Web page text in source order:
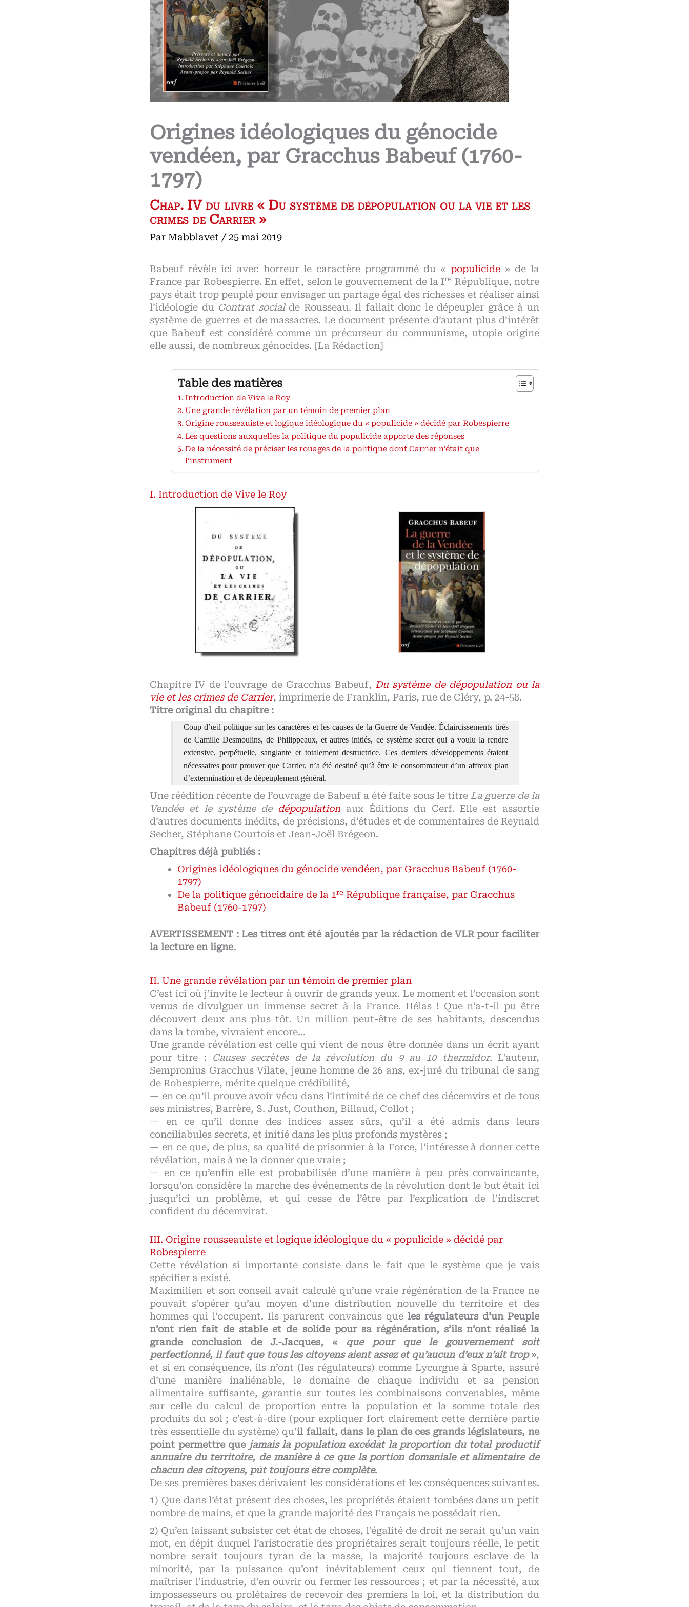
Origines idéologiques du génocide
vendéen, par Gracchus Babeuf (1760-
1797)
Chap. IV du livre « Du système de dépopulation ou la vie et les
crimes de Carrier »
Par Mabblavet / 25 mai 2019
Babeuf révèle ici avec horreur le caractère programmé du « populicide» de la
France par Robespierre. En effet, selon le gouvernement de la Ire République, notre
pays était trop peuplé pour envisager un partage égal des richesses et réaliser ainsi
l’idéologie du Contrat socialde Rousseau. Il fallait donc le dépeupler grâce à un
système de guerres et de massacres. Le document présente d’autant plus d’intérêt
que Babeuf est considéré comme un précurseur du communisme, utopie origine
elle aussi, de nombreux génocides. [La Rédaction]
Table des matières
Introduction de Vive le Roy
Une grande révélation par un témoin de premier plan
Origine rousseauiste et logique idéologique du « populicide » décidé par Robespierre
Les questions auxquelles la politique du populicide apporte des réponses
De la nécessité de préciser les rouages de la politique dont Carrier n’était que
l’instrument
Introduction de Vive le Roy
Chapitre IV de l’ouvrage de Gracchus Babeuf, Du système de dépopulation ou la
vie et les crimes de Carrier, imprimerie de Franklin, Paris, rue de Cléry, p. 24-58.
Titre original du chapitre :
Coup d’œil politique sur les caractères et les causes de la Guerre de Vendée. Éclaircissements tirés
de Camille Desmoulins, de Philippeaux, et autres initiés, ce système secret qui a voulu la rendre
extensive, perpétuelle, sanglante et totalement destructrice. Ces derniers développements étaient
nécessaires pour prouver que Carrier, n’a été destiné qu’à être le consommateur d’un affreux plan
d’extermination et de dépeuplement général.
Une réédition récente de l’ouvrage de Babeuf a été faite sous le titre La guerre de la
Vendée et le système de dépopulation aux Éditions du Cerf. Elle est assortie
d’autres documents inédits, de précisions, d’études et de commentaires de Reynald
Secher, Stéphane Courtois et Jean-Joël Brégeon.
Chapitres déjà publiés :
Origines idéologiques du génocide vendéen, par Gracchus Babeuf (1760-
1797)
De la politique génocidaire de la 1re République française, par Gracchus
Babeuf (1760-1797)
AVERTISSEMENT : Les titres ont été ajoutés par la rédaction de VLR pour faciliter
la lecture en ligne.
Une grande révélation par un témoin de premier plan
C’est ici où j’invite le lecteur à ouvrir de grands yeux. Le moment et l’occasion sont
venus de divulguer un immense secret à la France. Hélas ! Que n’a-t-il pu être
découvert deux ans plus tôt. Un million peut-être de ses habitants, descendus
dans la tombe, vivraient encore…
Une grande révélation est celle qui vient de nous être donnée dans un écrit ayant
pour titre : Causes secrètes de la révolution du 9 au 10 thermidor. L’auteur,
Sempronius Gracchus Vilate, jeune homme de 26 ans, ex-juré du tribunal de sang
de Robespierre, mérite quelque crédibilité,
— en ce qu’il prouve avoir vécu dans l’intimité de ce chef des décemvirs et de tous
ses ministres, Barrère, S. Just, Couthon, Billaud, Collot ;
— en ce qu’il donne des indices assez sûrs, qu’il a été admis dans leurs
conciliabules secrets, et initié dans les plus profonds mystères ;
— en ce que, de plus, sa qualité de prisonnier à la Force, l’intéresse à donner cette
révélation, mais à ne la donner que vraie ;
— en ce qu’enfin elle est probabilisée d’une manière à peu près convaincante,
lorsqu’on considère la marche des événements de la révolution dont le but était ici
jusqu’ici un problème, et qui cesse de l’être par l’explication de l’indiscret
confident du décemvirat.
Origine rousseauiste et logique idéologique du « populicide » décidé par
Robespierre
Cette révélation si importante consiste dans le fait que le système que je vais
spécifier a existé.
Maximilien et son conseil avait calculé qu’une vraie régénération de la France ne
pouvait s’opérer qu’au moyen d’une distribution nouvelle du territoire et des
hommes qui l’occupent. Ils parurent convaincus que les régulateurs d’un Peuple
n’ont rien fait de stable et de solide pour sa régénération, s’ils n’ont réalisé la
grande conclusion de J.-Jacques, « que pour que le gouvernement soit
perfectionné, il faut que tous les citoyens aient assez et qu’aucun d’eux n’ait trop»,
et si en conséquence, ils n’ont (les régulateurs) comme Lycurgue à Sparte, assuré
d’une manière inaliénable, le domaine de chaque individu et sa pension
alimentaire suffisante, garantie sur toutes les combinaisons convenables, même
sur celle du calcul de proportion entre la population et la somme totale des
produits du sol ; c’est-à-dire (pour expliquer fort clairement cette dernière partie
très essentielle du système) qu’il fallait, dans le plan de ces grands législateurs, ne
point permettre que jamais la population excédât la proportion du total productif
annuaire du territoire, de manière à ce que la portion domaniale et alimentaire de
chacun des citoyens, pût toujours être complète.
De ses premières bases dérivaient les considérations et les conséquences suivantes.
1) Que dans l’état présent des choses, les propriétés étaient tombées dans un petit
nombre de mains, et que la grande majorité des Français ne possédait rien.
2) Qu’en laissant subsister cet état de choses, l’égalité de droit ne serait qu’un vain
mot, en dépit duquel l’aristocratie des propriétaires serait toujours réelle, le petit
nombre serait toujours tyran de la masse, la majorité toujours esclave de la
minorité, par la puissance qu’ont inévitablement ceux qui tiennent tout, de
maîtriser l’industrie, d’en ouvrir ou fermer les ressources ; et par la nécessité, aux
impossesseurs ou prolétaires de recevoir des premiers la loi, et la distribution du